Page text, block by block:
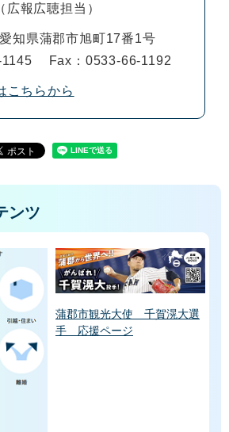
広報広聴担当
愛知県蒲郡市旭町17番1号
Fax：0533-66-1192
こちらから
ンツ
蒲郡市観光大使 千賀滉大選
手 応援ページ